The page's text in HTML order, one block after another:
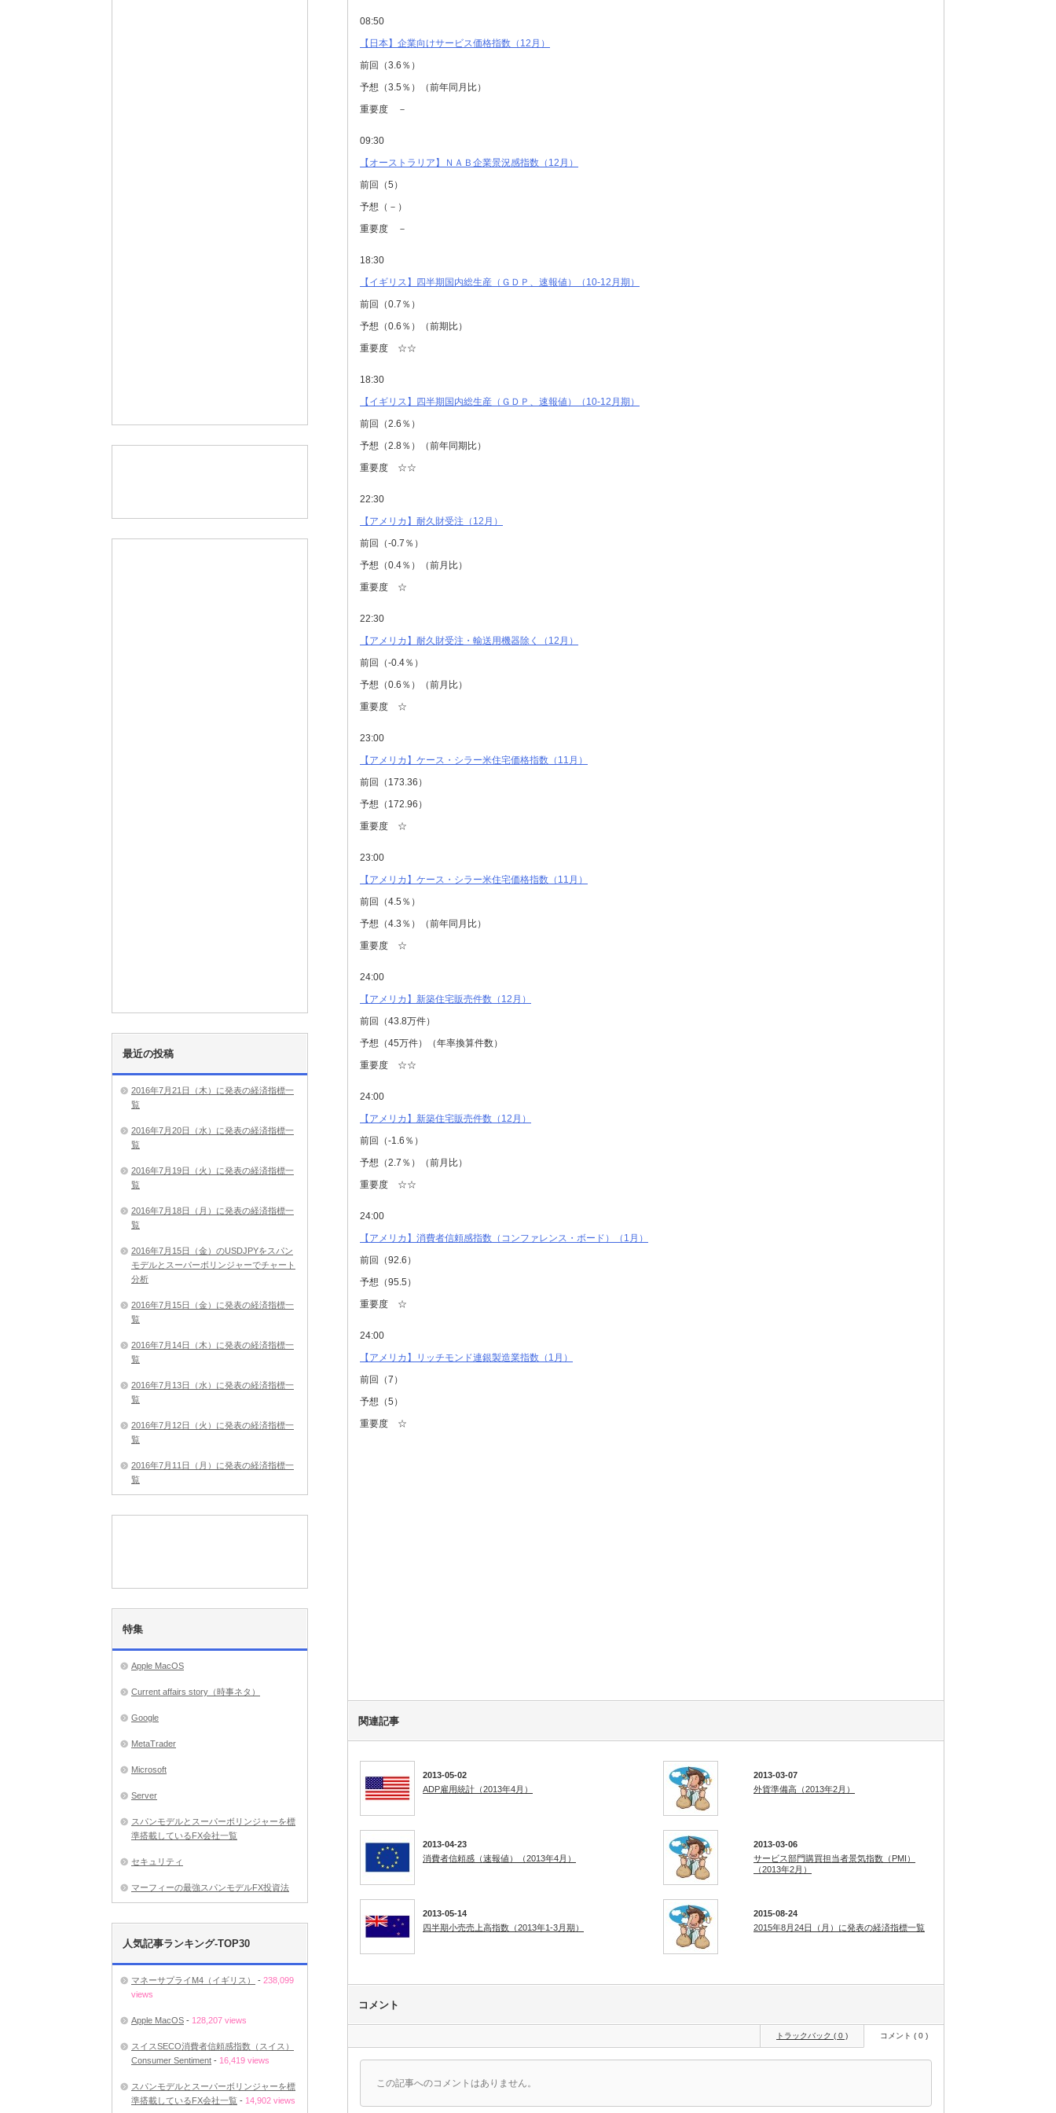
08:50
【日本】企業向けサービス価格指数（12月）
前回（3.6％）
予想（3.5％）（前年同月比）
重要度 －
09:30
【オーストラリア】ＮＡＢ企業景況感指数（12月）
前回（5）
予想（－）
重要度 －
18:30
【イギリス】四半期国内総生産（ＧＤＰ、速報値）（10-12月期）
前回（0.7％）
予想（0.6％）（前期比）
重要度 ☆☆
18:30
【イギリス】四半期国内総生産（ＧＤＰ、速報値）（10-12月期）
前回（2.6％）
予想（2.8％）（前年同期比）
重要度 ☆☆
22:30
【アメリカ】耐久財受注（12月）
前回（-0.7％）
予想（0.4％）（前月比）
重要度 ☆
22:30
【アメリカ】耐久財受注・輸送用機器除く（12月）
前回（-0.4％）
予想（0.6％）（前月比）
重要度 ☆
23:00
【アメリカ】ケース・シラー米住宅価格指数（11月）
前回（173.36）
予想（172.96）
重要度 ☆
23:00
【アメリカ】ケース・シラー米住宅価格指数（11月）
前回（4.5％）
予想（4.3％）（前年同月比）
重要度 ☆
24:00
【アメリカ】新築住宅販売件数（12月）
前回（43.8万件）
予想（45万件）（年率換算件数）
重要度 ☆☆
24:00
【アメリカ】新築住宅販売件数（12月）
前回（-1.6％）
予想（2.7％）（前月比）
重要度 ☆☆
24:00
【アメリカ】消費者信頼感指数（コンファレンス・ボード）（1月）
前回（92.6）
予想（95.5）
重要度 ☆
24:00
【アメリカ】リッチモンド連銀製造業指数（1月）
前回（7）
予想（5）
重要度 ☆
関連記事
2013-05-02
ADP雇用統計（2013年4月）
2013-03-07
外貨準備高（2013年2月）
2013-04-23
消費者信頼感（速報値）（2013年4月）
2013-03-06
サービス部門購買担当者景気指数（PMI）
（2013年2月）
2013-05-14
四半期小売売上高指数（2013年1-3月期）
2015-08-24
2015年8月24日（月）に発表の経済指標一覧
コメント
トラックバック ( 0 ) コメント ( 0 )
この記事へのコメントはありません。
最近の投稿
2016年7月21日（木）に発表の経済指標一
覧
2016年7月20日（水）に発表の経済指標一
覧
2016年7月19日（火）に発表の経済指標一
覧
2016年7月18日（月）に発表の経済指標一
覧
2016年7月15日（金）のUSDJPYをスパン
モデルとスーパーボリンジャーでチャート
分析
2016年7月15日（金）に発表の経済指標一
覧
2016年7月14日（木）に発表の経済指標一
覧
2016年7月13日（水）に発表の経済指標一
覧
2016年7月12日（火）に発表の経済指標一
覧
2016年7月11日（月）に発表の経済指標一
覧
特集
Apple MacOS
Current affairs story（時事ネタ）
Google
MetaTrader
Microsoft
Server
スパンモデルとスーパーボリンジャーを標
準搭載しているFX会社一覧
セキュリティ
マーフィーの最強スパンモデルFX投資法
人気記事ランキング-TOP30
マネーサプライM4（イギリス） - 238,099
views
Apple MacOS - 128,207 views
スイスSECO消費者信頼感指数（スイス）
Consumer Sentiment - 16,419 views
スパンモデルとスーパーボリンジャーを標
準搭載しているFX会社一覧 - 14,902 views